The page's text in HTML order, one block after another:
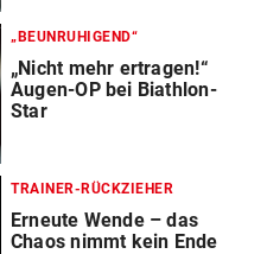
„BEUNRUHIGEND“
„Nicht mehr ertragen!“
Augen-OP bei Biathlon-
Star
TRAINER-RÜCKZIEHER
Erneute Wende – das
Chaos nimmt kein Ende